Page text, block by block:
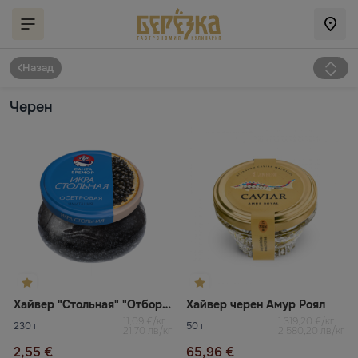
Назад
Черен
Хайвер "Стольная" "Отборная" имитация пастьоризиран
230 г 11,09 €/кг
21,70 лв/кг
2,55 €
Хайвер черен Амур Роял
50 г 1 319,20 €/кг
2 580,20 лв/кг
65,96 €